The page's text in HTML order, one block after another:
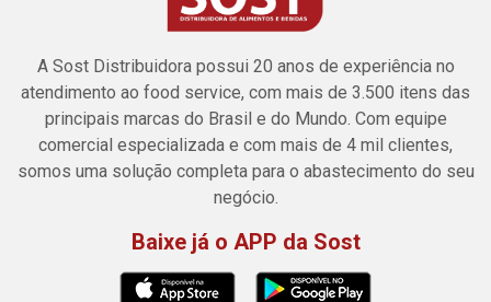
A Sost Distribuidora possui 20 anos de experiência no
atendimento ao food service, com mais de 3.500 itens das
principais marcas do Brasil e do Mundo. Com equipe
comercial especializada e com mais de 4 mil clientes,
somos uma solução completa para o abastecimento do seu
negócio.
Baixe já o APP da Sost